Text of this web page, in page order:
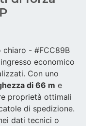
chiaro - #FCC89B
economico
Con uno
di 66 m e
proprietà ottimali
di spedizione.
dati tecnici o